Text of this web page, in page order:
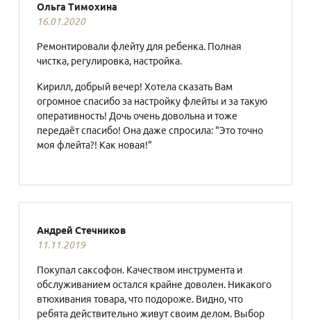
Ольга Тимохина
16.01.2020
Ремонтировали флейту для ребенка. Полная
чистка, регулировка, настройка.
Кирилл, добрый вечер! Хотела сказать Вам
огромное спасибо за настройку флейты и за такую
оперативность! Дочь очень довольна и тоже
передаёт спасибо! Она даже спросила: "Это точно
моя флейта?! Как новая!"
Андрей Стечников
11.11.2019
Покупал саксофон. Качеством инструмента и
обслуживанием остался крайне доволен. Никакого
втюхивания товара, что подороже. Видно, что
ребята действительно живут своим делом. Выбор